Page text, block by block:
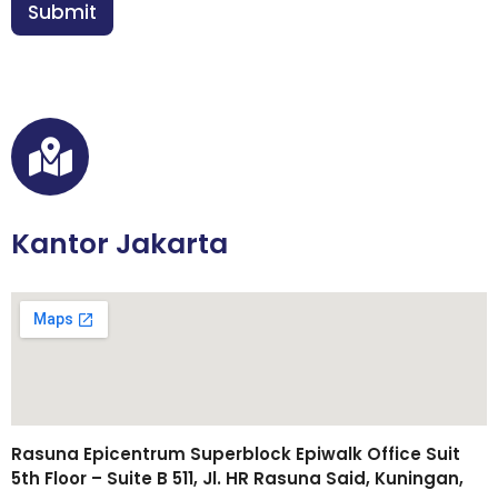
n
*
Submit
Kantor Jakarta
Rasuna Epicentrum Superblock Epiwalk Office Suit
5th Floor – Suite B 511, Jl. HR Rasuna Said, Kuningan,